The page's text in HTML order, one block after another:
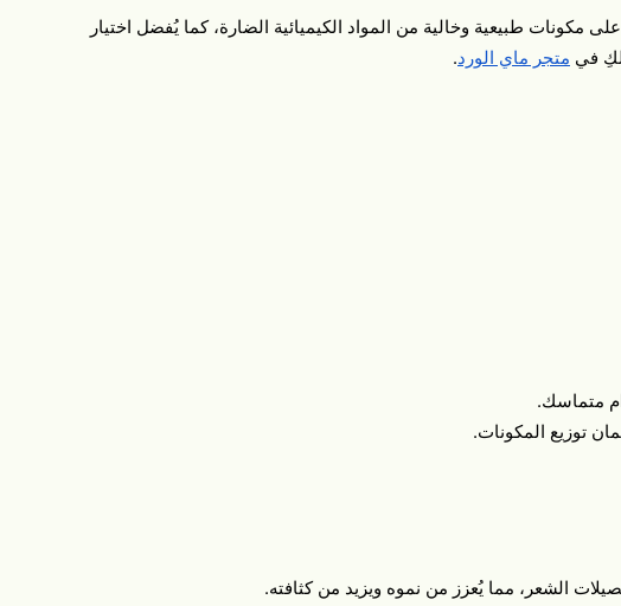
طبيعية وخالية من المواد الكيميائية الضارة، كما يُفضل اختيار
لكِ في متجر ماي الورد.
متماسك.
توزيع المكونات.
الشعر، مما يُعزز من نموه ويزيد من كثافته.